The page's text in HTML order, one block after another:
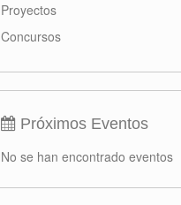
Formación
Proyectos
Próximos Eventos
No se han encontrado eventos